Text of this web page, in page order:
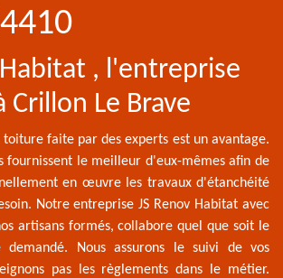
Habitat , l'entreprise
Crillon Le Brave
faite par des experts est un avantage.
fournissent le meilleur d'eux-mêmes afin de
en œuvre les travaux d'étanchéité
Notre entreprise JS Renov Habitat avec
artisans formés, collabore quel que soit le
Nous assurons le suivi de vos
pas les règlements dans le métier.